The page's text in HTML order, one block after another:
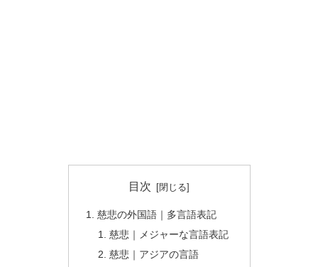
目次
慈悲の外国語｜多言語表記
慈悲｜メジャーな言語表記
慈悲｜アジアの言語